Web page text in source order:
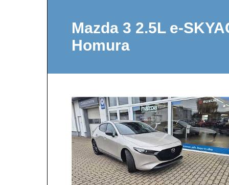
Mazda 3 2.5L e-
Homura